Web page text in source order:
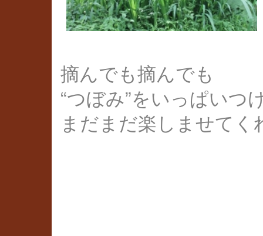
摘んでも摘んでも
“つぼみ”をいっぱいつ
まだまだ楽しませてく